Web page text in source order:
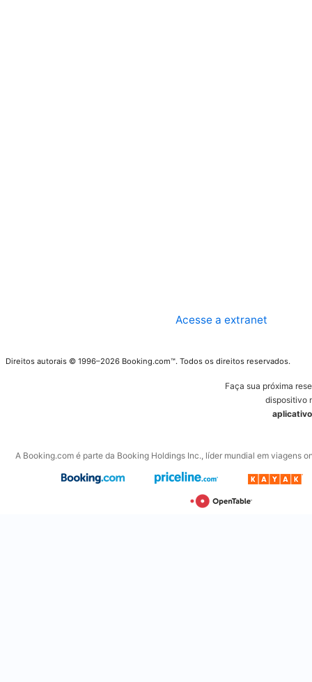
Acesse a extranet
Direitos autorais © 1996–2026 Booking.com™. Todos os direitos reservados.
Faça sua próxima
dispositivo
A Booking.com é parte da Booking Holdings Inc., líder mundial em viagens